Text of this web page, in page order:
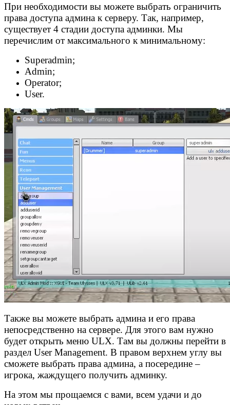
При необходимости вы можете выбрать ограничить
права доступа админа к серверу. Так, например,
существует 4 стадии доступа админки. Мы
перечислим от максимального к минимальному:
Superadmin;
Admin;
Operator;
User.
Также вы можете выбрать админа и его права
непосредственно на сервере. Для этого вам нужно
будет открыть меню ULX. Там вы должны перейти в
раздел User Management. В правом верхнем углу вы
сможете выбрать права админа, а посередине –
игрока, жаждущего получить админку.
На этом мы прощаемся с вами, всем удачи и до